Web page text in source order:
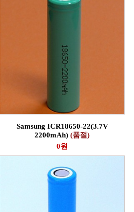
Samsung ICR18650-22(3.7V
2200mAh) (품절)
0원